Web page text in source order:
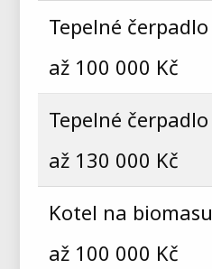
Tepelné
až 100 000 Kč
Tepelné
až 130 000 Kč
Kotel na
až 100 000 Kč